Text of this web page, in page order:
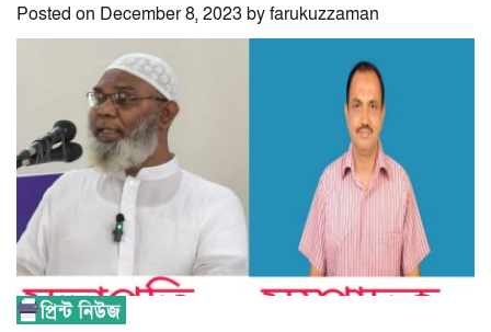
Posted on December 8, 2023 byfarukuzzaman